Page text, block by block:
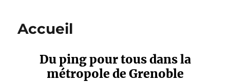
Accueil
Du ping pour tous dans la
métropole de Grenoble